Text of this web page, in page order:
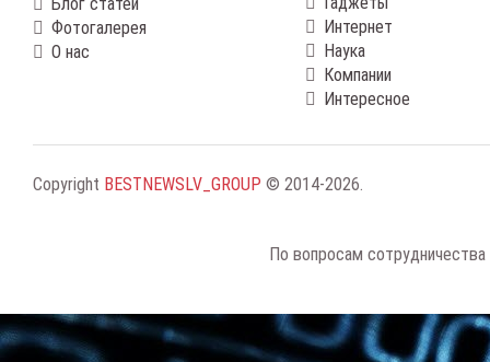
Фотогалерея
О нас
Интернет
Наука
Компании
Интересное
Copyright BESTNEWSLV_GROUP © 2014-2026.
По вопросам